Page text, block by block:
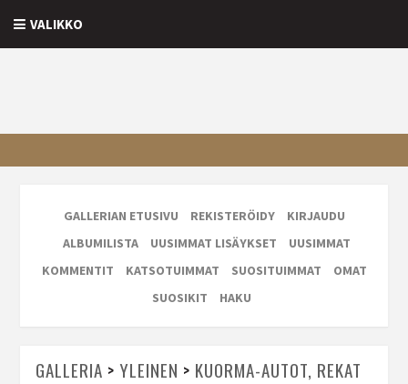
VALIKKO
GALLERIAN ETUSIVU REKISTERÖIDY
KIRJAUDU
ALBUMILISTA
UUSIMMAT LISÄYKSET
UUSIMMAT
KOMMENTIT
KATSOTUIMMAT SUOSITUIMMAT
OMAT
SUOSIKIT
HAKU
GALLERIA > YLEINEN > KUORMA-AUTOT, REKAT